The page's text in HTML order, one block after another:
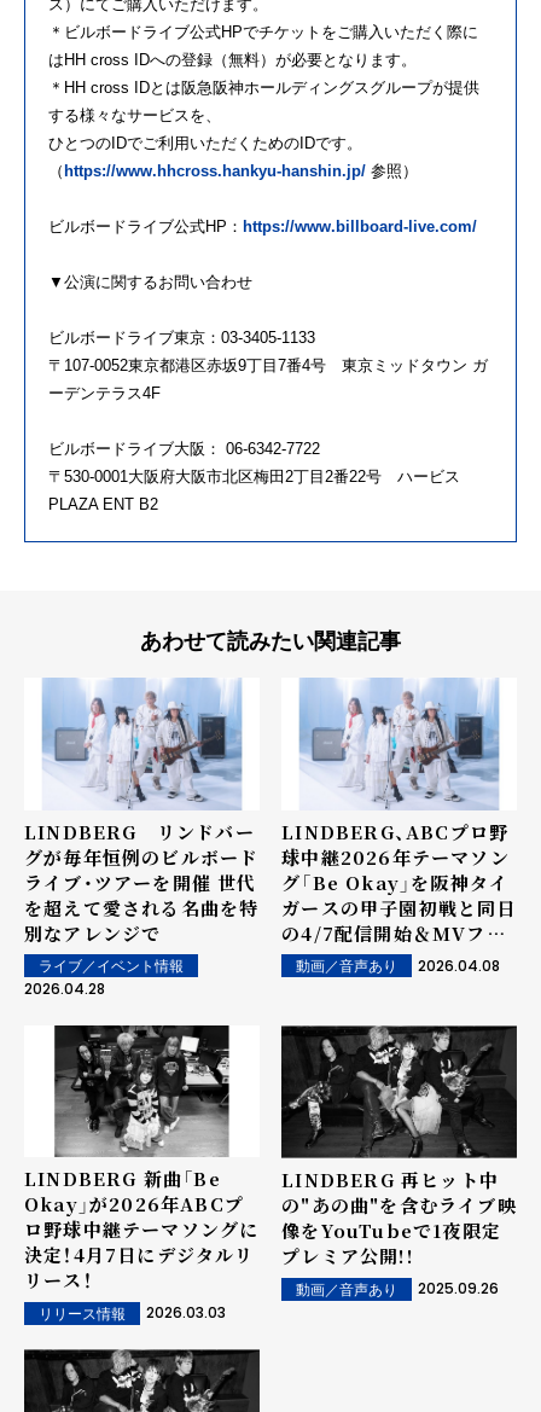
ス）にてご購入いただけます。
＊ビルボードライブ公式HPでチケットをご購入いただく際に
はHH cross IDへの登録（無料）が必要となります。
＊HH cross IDとは阪急阪神ホールディングスグループが提供
する様々なサービスを、
ひとつのIDでご利用いただくためのIDです。
（https://www.hhcross.hankyu-hanshin.jp/ 参照）
ビルボードライブ公式HP： https://www.billboard-live.com/
▼公演に関するお問い合わせ
ビルボードライブ東京：03-3405-1133
〒107-0052東京都港区赤坂9丁目7番4号 東京ミッドタウン ガ
ーデンテラス4F
ビルボードライブ大阪： 06-6342-7722
〒530-0001大阪府大阪市北区梅田2丁目2番22号 ハービス
PLAZA ENT B2
あわせて読みたい関連記事
LINDBERG リンドバー
グが毎年恒例のビルボード
ライブ・ツアーを開催 世代
を超えて愛される名曲を特
別なアレンジで
ライブ／イベント情報
2026.04.28
LINDBERG、ABCプロ野
球中継2026年テーマソン
グ「Be Okay」を阪神タイ
ガースの甲子園初戦と同日
の4/7配信開始＆MVフル
公開！
動画／音声あり 2026.04.08
LINDBERG 新曲「Be
Okay」が2026年ABCプ
ロ野球中継テーマソングに
決定！4月7日にデジタルリ
リース！
リリース情報 2026.03.03
LINDBERG 再ヒット中
の"あの曲"を含むライブ映
像をYouTubeで1夜限定
プレミア公開!!
動画／音声あり 2025.09.26